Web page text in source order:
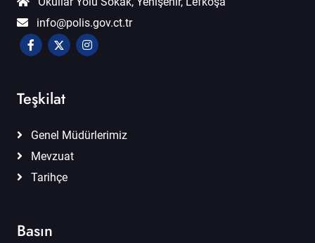
info@polis.gov.ct.tr
Teşkilat
Genel Müdürlerimiz
Mevzuat
Tarihçe
Basın